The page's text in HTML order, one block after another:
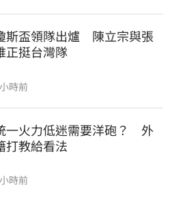
斯盃領隊出爐　陳立宗與張
正挺台灣隊
時前
一火力低迷需要洋砲？　外
打教給看法
時前